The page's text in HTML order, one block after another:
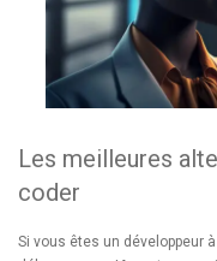
Les meilleures
coder
Si vous êtes un développeur